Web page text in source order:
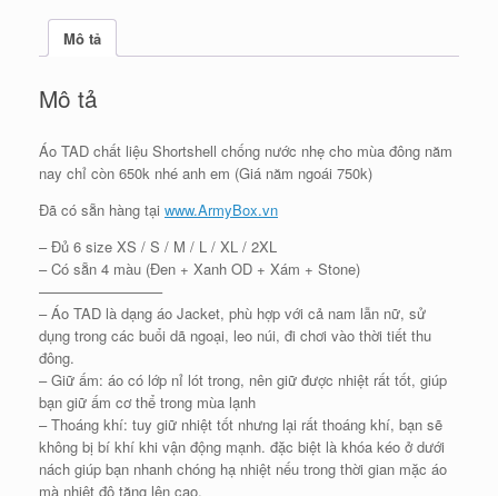
lượngMô tả
Mô tả
Áo TAD chất liệu Shortshell chống nước nhẹ cho mùa đông năm
nay chỉ còn 650k nhé anh em (Giá năm ngoái 750k)
Đã có sẵn hàng tại www.ArmyBox.vn
– Đủ 6 size XS / S / M / L / XL / 2XL
– Có sẵn 4 màu (Đen + Xanh OD + Xám + Stone)
————————–
– Áo TAD là dạng áo Jacket, phù hợp với cả nam lẫn nữ, sử
dụng trong các buổi dã ngoại, leo núi, đi chơi vào thời tiết thu
đông.
– Giữ ấm: áo có lớp nỉ lót trong, nên giữ được nhiệt rất tốt, giúp
bạn giữ ấm cơ thể trong mùa lạnh
– Thoáng khí: tuy giữ nhiệt tốt nhưng lại rất thoáng khí, bạn sẽ
không bị bí khí khi vận động mạnh. đặc biệt là khóa kéo ở dưới
nách giúp bạn nhanh chóng hạ nhiệt nếu trong thời gian mặc áo
mà nhiệt độ tăng lên cao.